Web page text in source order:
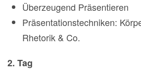
Überzeugend Präsentieren
Präsentationstechniken:
Rhetorik & Co.
2. Tag